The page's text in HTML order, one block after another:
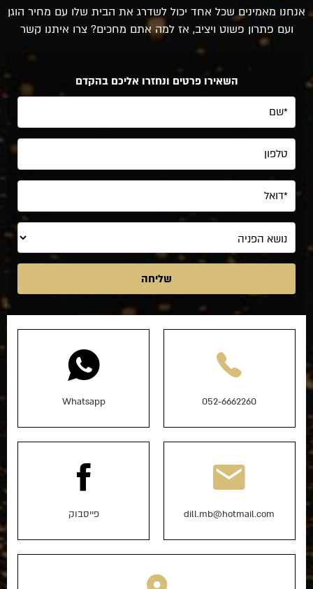
אנחנו מאמינים שכל אחד יכול לשדרג את הבית שלו עם מחיר הוגן
ועם פתרון פשוט ויציב, אז למה אתם מחכים? צרו איתנו קשר
השאירו פרטים ונחזרו אליכם בהקדם
052-6662260
Whatsapp
dill.mb@hotmail.com פייסבוק